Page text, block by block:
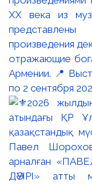
XX века из
произведения
отражающие
Армении. 📍
по 2 сентября